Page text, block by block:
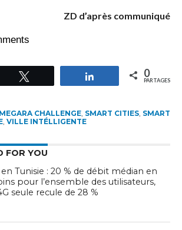
ZD d’après communiqué
Partagez 0
PARTAGES
MEGARA CHALLENGE, SMART CITIES, SMART
, VILLE INTÉLLIGENTE
FOR YOU
en Tunisie : 20 % de débit médian en
pour l’ensemble des utilisateurs,
seule recule de 28 %